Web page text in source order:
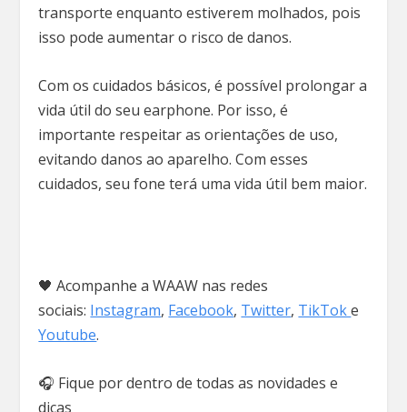
transporte enquanto estiverem molhados, pois
isso pode aumentar o risco de danos.
Com os cuidados básicos, é possível prolongar a
vida útil do seu earphone. Por isso, é
importante respeitar as orientações de uso,
evitando danos ao aparelho. Com esses
cuidados, seu fone terá uma vida útil bem maior.
🖤 Acompanhe a WAAW nas redes
sociais: Instagram, Facebook, Twitter, TikToke
Youtube.
🎧 Fique por dentro de todas as novidades e
dicas